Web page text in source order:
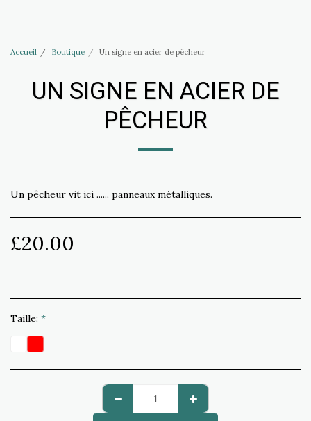
Accueil Boutique Un signe en acier de pêcheur
UN SIGNE EN ACIER DE
PÊCHEUR
Un pêcheur vit ici ...... panneaux métalliques.
£20.00
Taille: *